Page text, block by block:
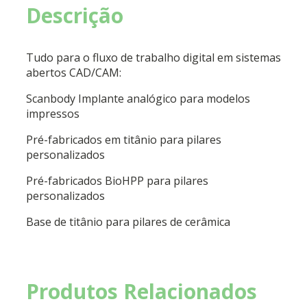
Descrição
Tudo para o fluxo de trabalho digital em sistemas
abertos CAD/CAM:
Scanbody Implante analógico para modelos
impressos
Pré-fabricados em titânio para pilares
personalizados
Pré-fabricados BioHPP para pilares
personalizados
Base de titânio para pilares de cerâmica
Produtos Relacionados